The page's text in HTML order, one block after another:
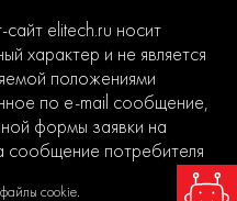
elitech.ru носит
характер и не является
положениями
по e-mail сообщение,
формы заявки на
сообщение потребителя
cookie.